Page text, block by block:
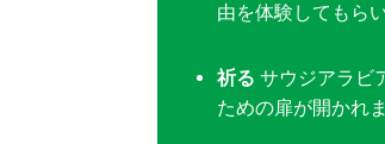
由を体験してもら
祈る サウジアラビ
ための扉が開かれ